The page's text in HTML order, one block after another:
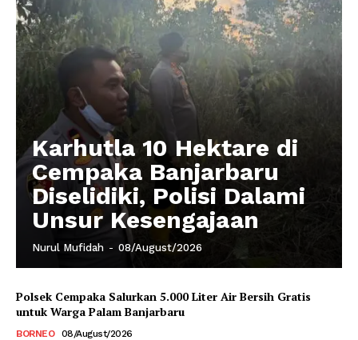
Karhutla 10 Hektare di
Cempaka Banjarbaru
Diselidiki, Polisi Dalami
Unsur Kesengajaan
Nurul Mufidah - 08/August/2026
Polsek Cempaka Salurkan 5.000 Liter Air Bersih Gratis
untuk Warga Palam Banjarbaru
BORNEO 08/August/2026